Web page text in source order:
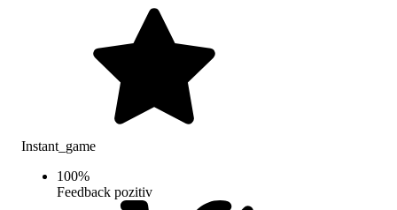
Instant_game
100%
Feedback pozitiv